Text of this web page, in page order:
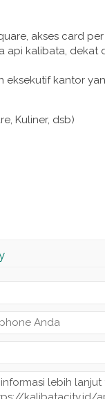
akses card
api kalibata, dekat
eksekutif kantor
Kuliner, dsb)